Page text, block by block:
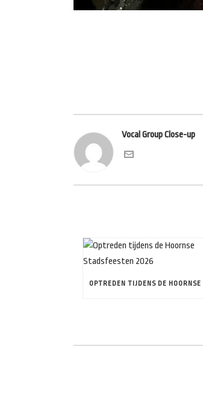
Vocal Group Close-up